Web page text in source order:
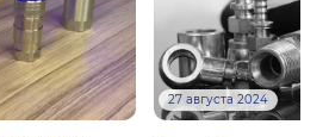
27 августа 2024